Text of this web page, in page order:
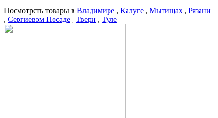
Посмотреть товары в Владимире , Калуге , Мытищах , Рязани
, Сергиевом Посаде , Твери , Туле